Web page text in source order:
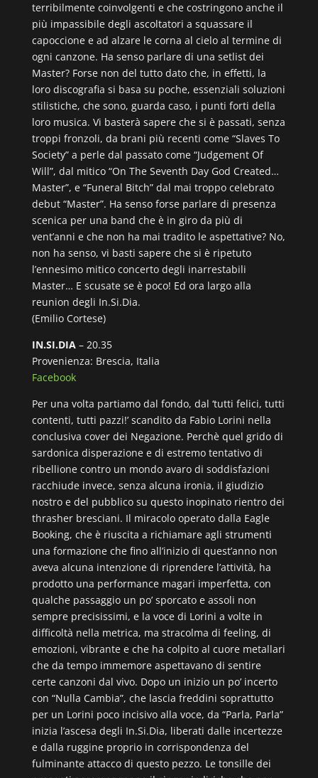
terribilmente coinvolgenti e che costringono anche il
più impassibile degli ascoltatori a squassare il
capoccione e ad alzare le corna al cielo al termine di
ogni canzone. Ha senso parlare di una setlist dei
Master? Forse non del tutto dato che, in effetti, la
loro discografia si basa su poche, essenziali soluzioni
stilistiche, che sono, guarda caso, i punti forti della
loro musica. Vi basterà sapere che si è passati, senza
troppi fronzoli, da brani più recenti come “Slaves To
Society” a perle dal passato come “Judgement Of
Will”, dal mitico “On The Seventh Day God Created…
Master”, e “Funeral Bitch” dal mai troppo celebrato
debut “Master”. Ha senso forse parlare di presenza
scenica per una band che è in giro da più di
vent’anni e che non ha mai tradito le aspettative? No,
non ha senso, vi basti sapere che si è ripetuto
l’ennesimo mitico concerto degli inarrestabili
Master… E scusate se è poco! Ed ora largo alla
reunion degli In.Si.Dia.
(Emilio Cortese)
IN.SI.DIA– 20.35
Provenienza: Brescia, Italia
Facebook
Per una volta partiamo dal fondo, dal ‘tutti felici, tutti
contenti, tutti pazzi!’ scandito da Fabio Lorini nella
conclusiva cover dei Negazione. Perchè quel grido di
sardonica disperazione e di estremo tentativo di
ribellione contro un mondo avaro di soddisfazioni
racchiude invece, senza alcuna ironia, il giudizio
nostro e del pubblico su questo inopinato rientro dei
thrasher bresciani. Il miracolo operato dalla Eagle
Booking, che è riuscita a richiamare agli strumenti
una formazione che fino all’inizio di quest’anno non
aveva alcuna intenzione di riprendere l’attività, ha
prodotto una performance magari imperfetta, con
qualche passaggio un po’ sporcato e assoli non
sempre precisissimi, e la voce di Lorini a volte in
difficoltà nella metrica, ma stracolma di feeling, di
emozioni, vibrante e che ha colpito al cuore metallari
che da tempo immemore aspettavano di sentire
certe canzoni dal vivo. Dopo un inizio un po’ incerto
con “Nulla Cambia”, che lascia freddini soprattutto
per un Lorini poco incisivo alla voce, da “Parla, Parla”
inizia l’ascesa degli In.Si.Dia, liberati dalle incertezze
e dalla ruggine proprio in corrispondenza del
fulminante attacco di questo pezzo. Le tonsille dei